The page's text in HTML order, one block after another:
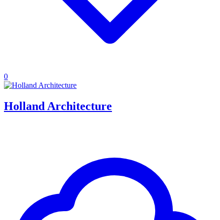
0
Holland Architecture